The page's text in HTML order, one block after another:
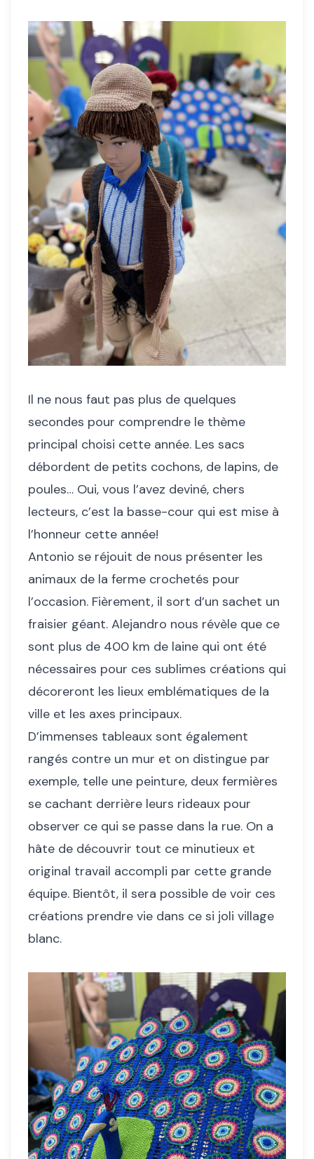
Il ne nous faut pas plus de quelques
secondes pour comprendre le thème
principal choisi cette année. Les sacs
débordent de petits cochons, de lapins, de
poules… Oui, vous l’avez deviné, chers
lecteurs, c’est la basse-cour qui est mise à
l’honneur cette année!
Antonio se réjouit de nous présenter les
animaux de la ferme crochetés pour
l’occasion. Fièrement, il sort d’un sachet un
fraisier géant. Alejandro nous révèle que ce
sont plus de 400 km de laine qui ont été
nécessaires pour ces sublimes créations qui
décoreront les lieux emblématiques de la
ville et les axes principaux.
D’immenses tableaux sont également
rangés contre un mur et on distingue par
exemple, telle une peinture, deux fermières
se cachant derrière leurs rideaux pour
observer ce qui se passe dans la rue. On a
hâte de découvrir tout ce minutieux et
original travail accompli par cette grande
équipe. Bientôt, il sera possible de voir ces
créations prendre vie dans ce si joli village
blanc.